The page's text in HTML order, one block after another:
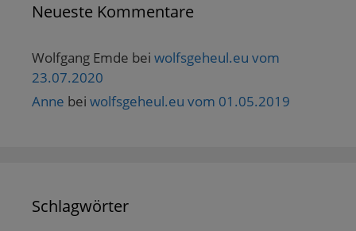
Neueste Kommentare
Wolfgang Emde bei wolfsgeheul.eu vom
23.07.2020
Anne bei wolfsgeheul.eu vom 01.05.2019
Schlagwörter